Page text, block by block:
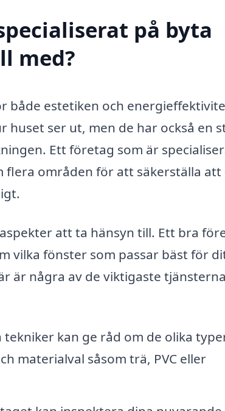
på byta
med?
både estetiken och
ser ut, men de har också en
Ett företag som är
flera områden för att säkerställa
att ta hänsyn till. Ett bra
vilka fönster som passar bäst för
är några av de viktigaste
tekniker kan ge råd om de olika
materialval såsom trä, PVC eller